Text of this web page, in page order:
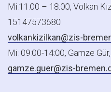
Mi:11:00 – 18:00, Volkan
15147573680
volkankizilkan@zis-
Mi: 09:00-14:00, Gamze
gamze.guer@zis-